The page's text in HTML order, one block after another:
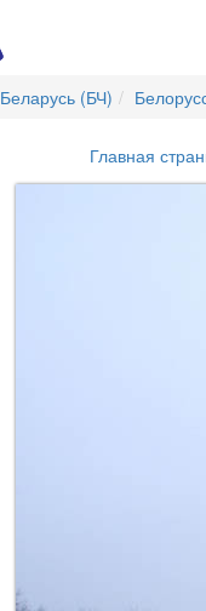
Беларусь (БЧ)
Главная